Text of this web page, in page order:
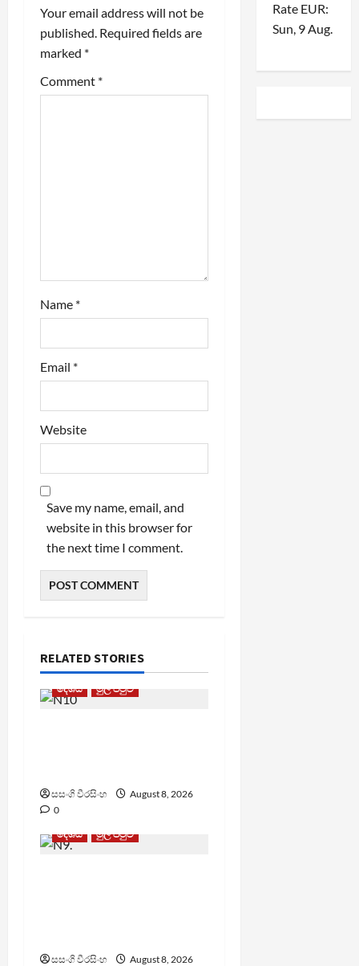
i
g
a
Your email address will not be
published. Required fields are
marked *
Comment *
Name *
Email *
Website
Save my name, email, and
website in this browser for
the next time I comment.
RELATED STORIES
දේශීය මුල් පිටුව
සසංගි වීරසිංහ
August 8, 2026
0
දේශීය
මුල් පිටුව
සසංගි වීරසිංහ
August 8, 2026
Rate EUR:
Sun, 9 Aug.